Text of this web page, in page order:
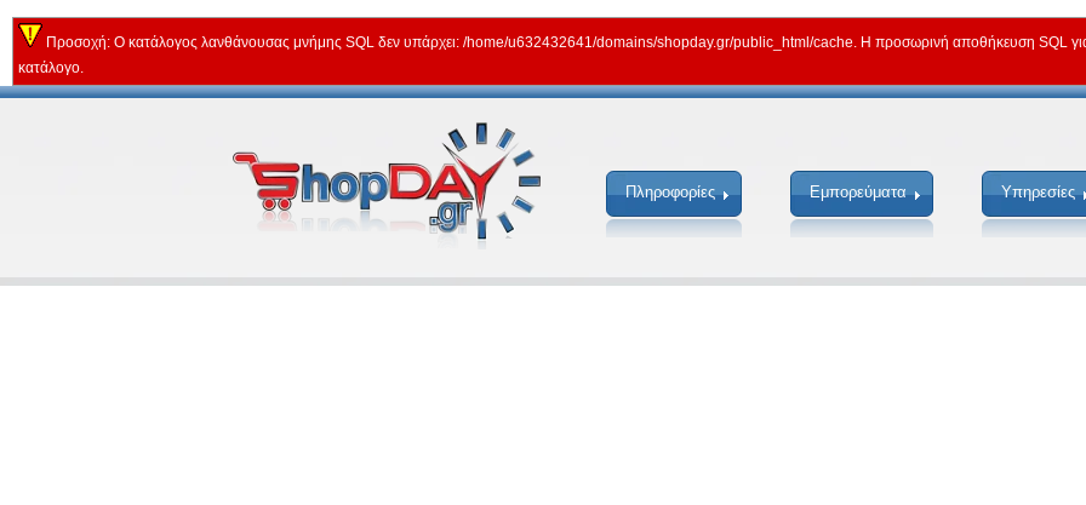
Προσοχή: Ο κατάλογος λανθάνουσας μνήμης SQL δεν υπάρχει: /home/u632432641/domains/shopday.gr/public_html/cache. Η προσωρινή αποθήκευση SQL για
κατάλογο.
Πληροφορίες Εμπορεύματα Υπηρεσίες